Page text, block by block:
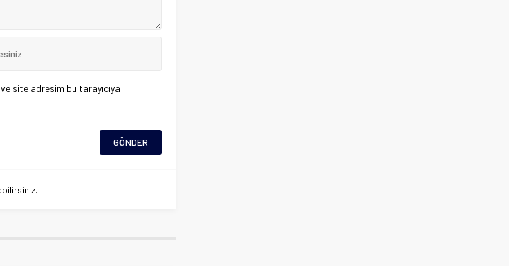
site adresim bu tarayıcıya